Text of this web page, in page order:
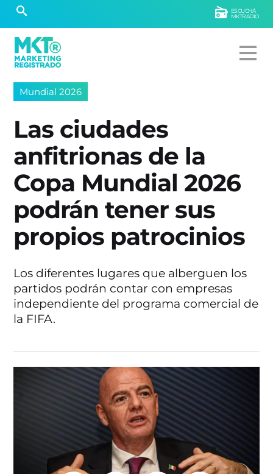
ESCUCHÁ
MKTRADIO
Mundial 2026
Las ciudades
anfitrionas de la
Copa Mundial 2026
podrán tener sus
propios patrocinios
Los diferentes lugares que alberguen los
partidos podrán contar con empresas
independiente del programa comercial de
la FIFA.